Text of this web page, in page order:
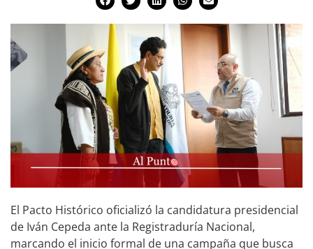
El Pacto Histórico oficializó la candidatura presidencial
de Iván Cepeda ante la Registraduría Nacional,
marcando el inicio formal de una campaña que busca